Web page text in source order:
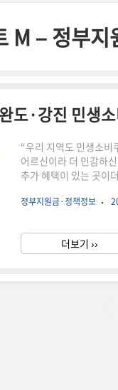
M – 정부
“우리 지역도 민생소비
어르신이라 더 민감하
추가 혜택이 있는 곳이
만원 추가 지급 대상기
여부와 중복 수급 제한
에 확인하세요!정책
정부지원금·정책정보
더보기 ››